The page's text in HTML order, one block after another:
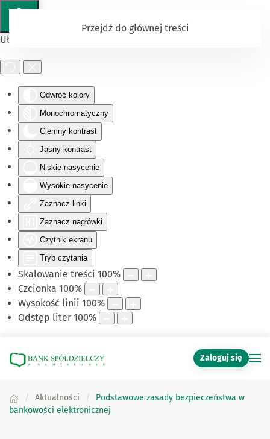
Ułatwienia dostępu
Odwróć kolory
Monochromatyczny
Ciemny kontrast
Jasny kontrast
Niskie nasycenie
Wysokie nasycenie
Zaznacz linki
Zaznacz nagłówki
Czytnik ekranu
Tryb czytania
Skalowanie treści 100%
Czcionka 100%
Wysokość linii 100%
Odstęp liter 100%
Przejdź do głównej treści
Zaloguj się
Aktualności
Podstawowe zasady bezpieczeństwa w
bankowości elektronicznej